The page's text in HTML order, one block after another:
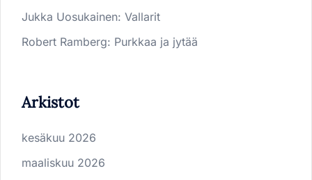
Jukka Uosukainen: Vallarit
Robert Ramberg: Purkkaa ja jytää
Arkistot
kesäkuu 2026
maaliskuu 2026